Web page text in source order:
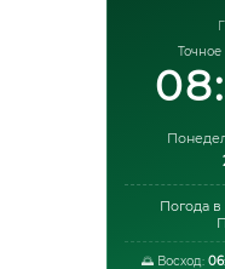
Погода в
🌅 Восход: